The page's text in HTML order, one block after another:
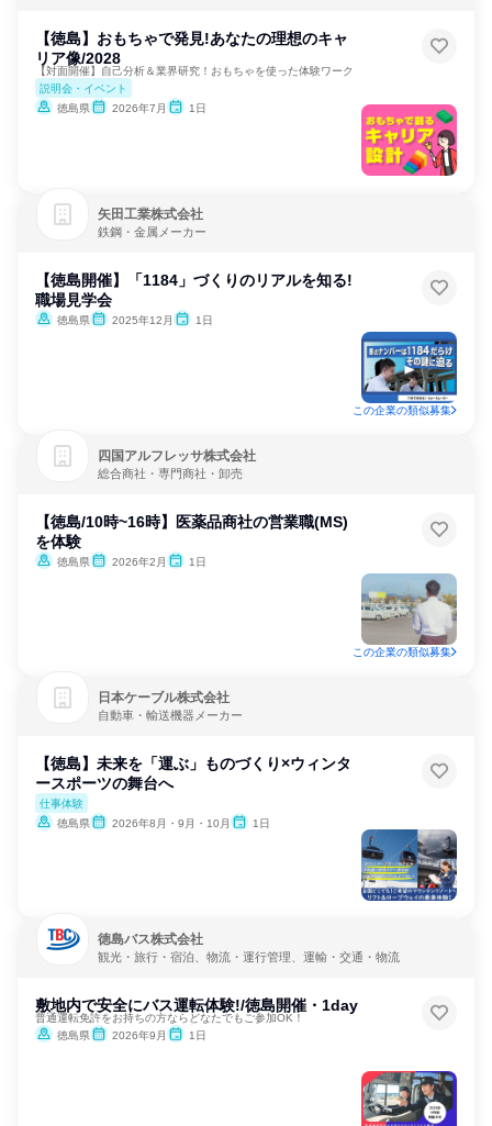
【徳島】おもちゃで発見!あなたの理想のキャ
リア像/2028
【対面開催】自己分析＆業界研究！おもちゃを使った体験ワーク
説明会・イベント
徳島県
2026年7月 1日
矢田工業株式会社
鉄鋼・金属メーカー
【徳島開催】「1184」づくりのリアルを知る!
職場見学会
徳島県 2025年12月 1日
この企業の類似募集
四国アルフレッサ株式会社
総合商社・専門商社・卸売
【徳島/10時~16時】医薬品商社の営業職(MS)
を体験
徳島県 2026年2月 1日
この企業の類似募集
日本ケーブル株式会社
自動車・輸送機器メーカー
【徳島】未来を「運ぶ」ものづくり×ウィンタ
ースポーツの舞台へ
仕事体験
徳島県
2026年8月・9月・10月 1日
徳島バス株式会社
観光・旅行・宿泊、物流・運行管理、運輸・交通・物流
敷地内で安全にバス運転体験!/徳島開催・1day
普通運転免許をお持ちの方ならどなたでもご参加OK！
徳島県
2026年9月 1日